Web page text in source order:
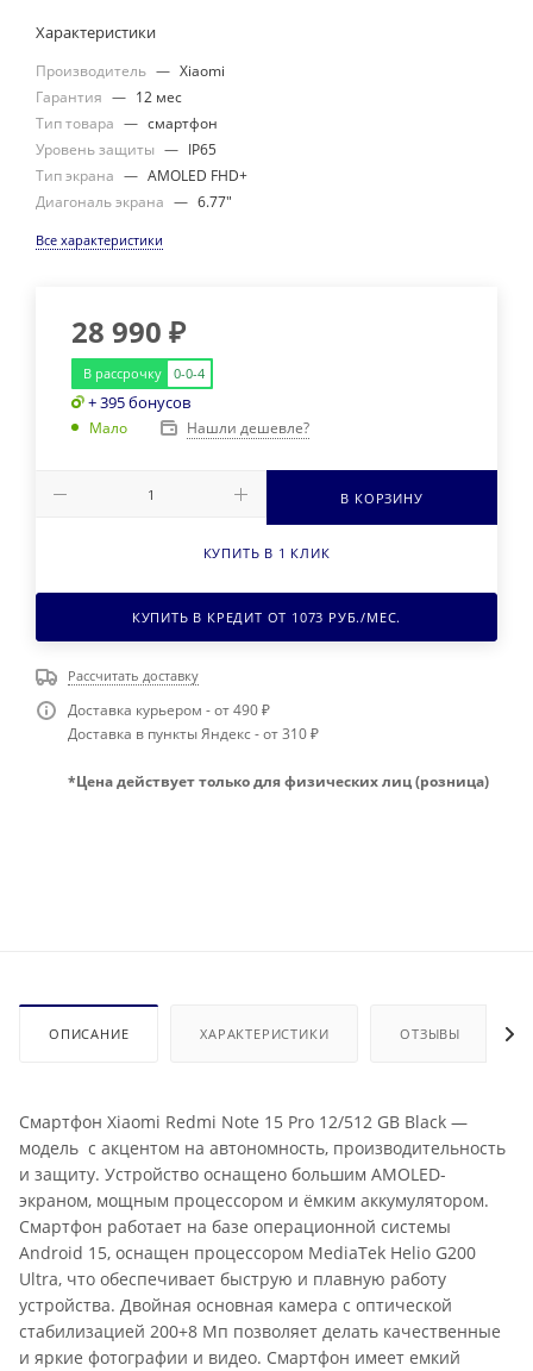
Характеристики
Производитель — Xiaomi
Гарантия — 12 мес
Тип товара — смартфон
Уровень защиты — IP65
Тип экрана — AMOLED FHD+
Диагональ экрана — 6.77"
Все характеристики
28 990 ₽
В рассрочку 0-0-4
+ 395 бонусов
Мало Нашли дешевле?
В КОРЗИНУ
КУПИТЬ В 1 КЛИК
КУПИТЬ В КРЕДИТ ОТ 1073 РУБ./МЕС.
Рассчитать доставку
Доставка курьером - от 490 ₽
Доставка в пункты Яндекс - от 310 ₽
*Цена действует только для физических лиц (розница)
ОПИСАНИЕ ХАРАКТЕРИСТИКИ ОТЗЫВЫ
Смартфон Xiaomi Redmi Note 15 Pro 12/512 GB Black —
модель с акцентом на автономность, производительность
и защиту. Устройство оснащено большим AMOLED-
экраном, мощным процессором и ёмким аккумулятором.
Смартфон работает на базе операционной системы
Android 15, оснащен процессором MediaTek Helio G200
Ultra, что обеспечивает быструю и плавную работу
устройства. Двойная основная камера с оптической
стабилизацией 200+8 Мп позволяет делать качественные
и яркие фотографии и видео. Смартфон имеет емкий